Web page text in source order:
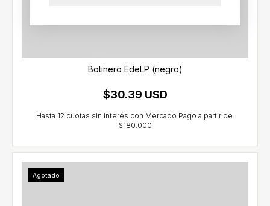
Botinero EdeLP (negro)
$30.39 USD
Agotado